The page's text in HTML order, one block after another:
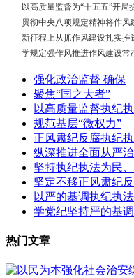
以高质量监督为“十五五”开局
贯彻中央八项规定精神将作风
新征程上从抓作风建设扎实推
学规定强作风推进作风建设常
强化政治监督 确保
聚焦“国之大者”
以高质量监督执纪执
规范基层“微权力”
正风肃纪反腐执纪执
纵深推进全面从严治
坚持执纪执法为民、
坚定不移正风肃纪反
以严的基调执纪执法
学党纪坚持严的基调
热门文章